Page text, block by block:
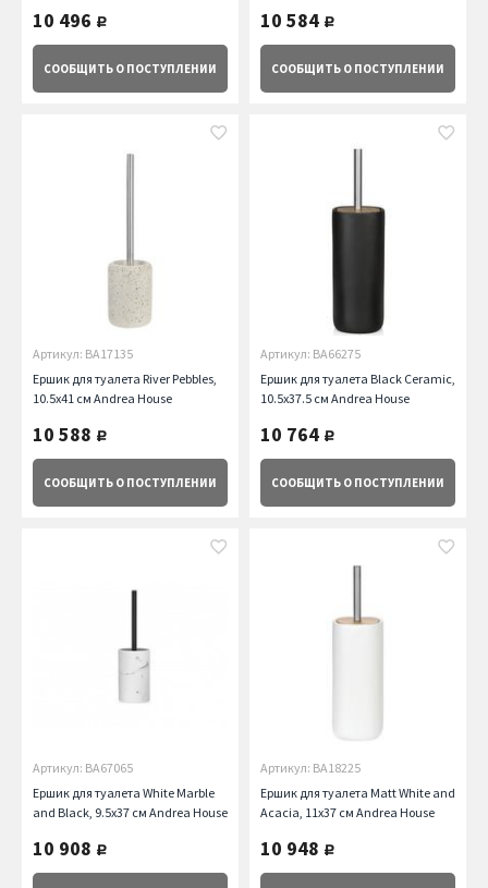
10 496 руб.
СООБЩИТЬ О ПОСТУПЛЕНИИ
10 584 руб.
СООБЩИТЬ О ПОСТУПЛЕНИИ
Артикул: BA17135
Ершик для туалета River Pebbles,
10.5х41 см Andrea House
10 588 руб.
СООБЩИТЬ О ПОСТУПЛЕНИИ
Артикул: BA66275
Ершик для туалета Black Ceramic,
10.5х37.5 см Andrea House
10 764 руб.
СООБЩИТЬ О ПОСТУПЛЕНИИ
Артикул: BA67065
Ершик для туалета White Marble
and Black, 9.5х37 см Andrea House
10 908 руб.
Артикул: BA18225
Ершик для туалета Matt White and
Acacia, 11х37 см Andrea House
10 948 руб.